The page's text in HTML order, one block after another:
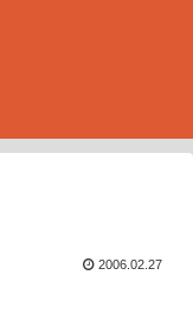
2006.02.27